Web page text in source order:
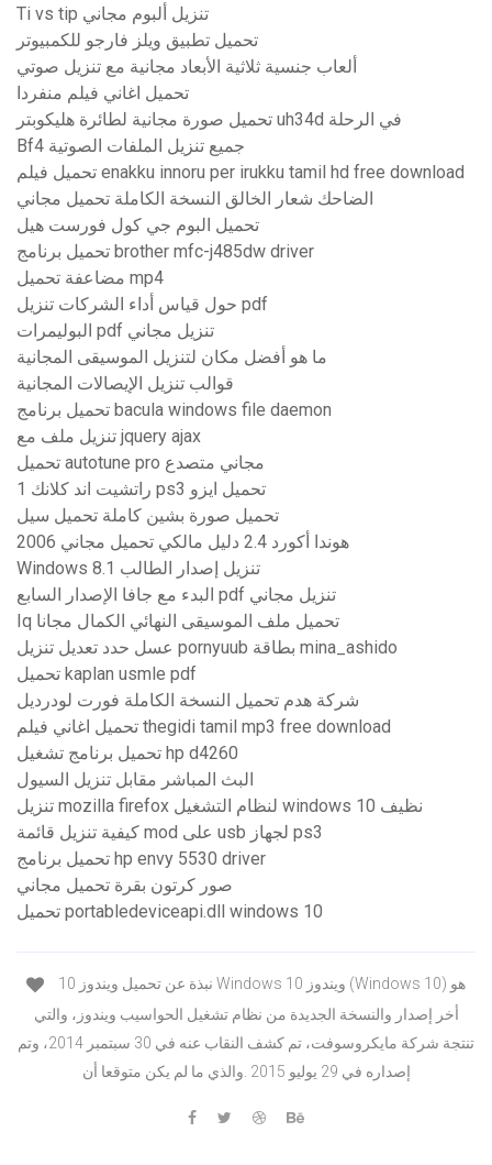
Ti vs tip تنزيل ألبوم مجاني
تحميل تطبيق ويلز فارجو للكمبيوتر
ألعاب جنسية ثلاثية الأبعاد مجانية مع تنزيل صوتي
تحميل اغاني فيلم منفردا
تحميل صورة مجانية لطائرة هليكوبتر uh34d في الرحلة
Bf4 جميع تنزيل الملفات الصوتية
تحميل فيلم enakku innoru per irukku tamil hd free download
الضاحك شعار الخالق النسخة الكاملة تحميل مجاني
تحميل البوم جي كول فورست هيل
تحميل برنامج brother mfc-j485dw driver
مضاعفة تحميل mp4
حول قياس أداء الشركات تنزيل pdf
البوليمرات pdf تنزيل مجاني
ما هو أفضل مكان لتنزيل الموسيقى المجانية
قوالب تنزيل الإيصالات المجانية
تحميل برنامج bacula windows file daemon
تنزيل ملف مع jquery ajax
تحميل autotune pro مجاني متصدع
راتشيت اند كلانك 1 ps3 تحميل ايزو
تحميل صورة بشين كاملة تحميل سيل
2006 هوندا أكورد 2.4 دليل مالكي تحميل مجاني
Windows 8.1 تنزيل إصدار الطالب
البدء مع جافا الإصدار السابع pdf تنزيل مجاني
Iq تحميل ملف الموسيقى النهائي الكمال مجانا
عسل حدد تعديل تنزيل pornyuub بطاقة mina_ashido
تحميل kaplan usmle pdf
شركة هدم تحميل النسخة الكاملة فورت لودرديل
تحميل اغاني فيلم thegidi tamil mp3 free download
تحميل برنامج تشغيل hp d4260
البث المباشر مقابل تنزيل السيول
تنزيل mozilla firefox لنظام التشغيل windows 10 نظيف
كيفية تنزيل قائمة mod على usb لجهاز ps3
تحميل برنامج hp envy 5530 driver
صور كرتون بقرة تحميل مجاني
تحميل portabledeviceapi.dll windows 10
أخر إصدار والنسخة الجديدة من نظام تشغيل الحواسيب ويندوز، والتي
تنتجة شركة مايكروسوفت، تم كشف النقاب عنه في 30 سبتمبر 2014، وتم
إصداره في 29 يوليو 2015 .والذي ما لم يكن متوقعا أن